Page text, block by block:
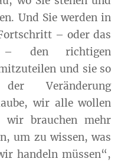
Und Sie werden in
– oder das
– den richtigen
und sie so
Veränderung
wir alle wollen
wir brauchen mehr
um zu wissen, was
handeln müssen“,